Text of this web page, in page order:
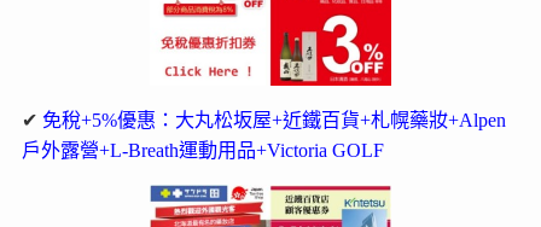
✔ 免稅+5%優惠：大丸松坂屋+近鐵百貨+札幌藥妝+Alpen
戶外露營+L-Breath運動用品+Victoria GOLF